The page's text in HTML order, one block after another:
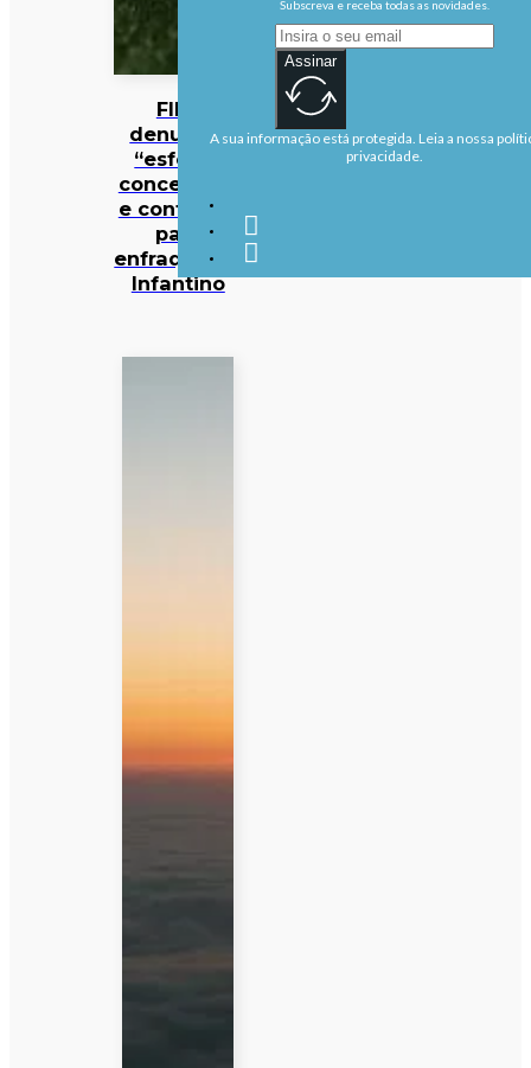
FIFA
denuncia
“esforço
concertado
e contínuo”
para
enfraquecer
Infantino
Subscreva e receba todas as novidades.
Assinar
A sua informação está protegida. Leia a nossa
privacidade.